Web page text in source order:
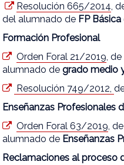
Resolución 665/2014,
del alumnado de FP Básica
Formación Profesional
Orden Foral 21/2019,
alumnado de grado medio
Resolución 749/2012,
Enseñanzas Profesionales
Orden Foral 63/2019,
alumnado de Enseñanzas
Reclamaciones al proceso